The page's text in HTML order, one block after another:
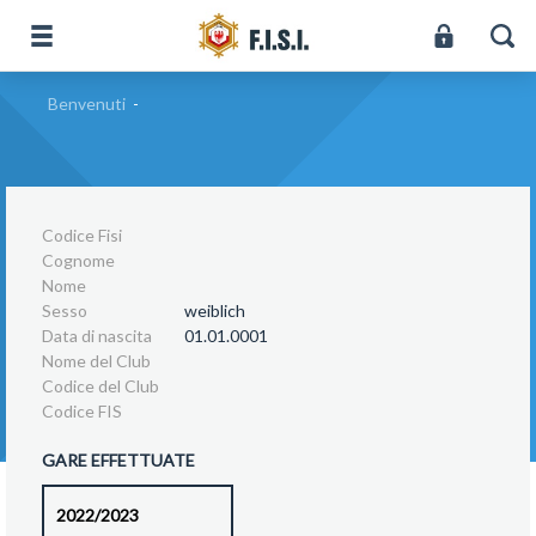
Benvenuti -
Codice Fisi
Cognome
Nome
Sesso
weiblich
Data di nascita
01.01.0001
Nome del Club
Codice del Club
Codice FIS
GARE EFFETTUATE